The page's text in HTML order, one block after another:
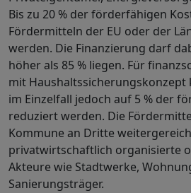
Bis zu 20 % der förderfähigen
Fördermitteln der EU oder der
werden. Die Finanzierung darf
höher als 85 % liegen. Für
mit Haushaltssicherungskonzept
im Einzelfall jedoch auf 5 % der
reduziert werden. Die
Kommune an Dritte
privatwirtschaftlich organisierte
Akteure wie Stadtwerke,
Sanierungsträger.